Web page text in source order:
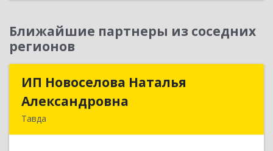
Ближайшие партнеры из соседних
регионов
ИП Новоселова Наталья
Александровна
Тавда
ИП Новоселова Наталья